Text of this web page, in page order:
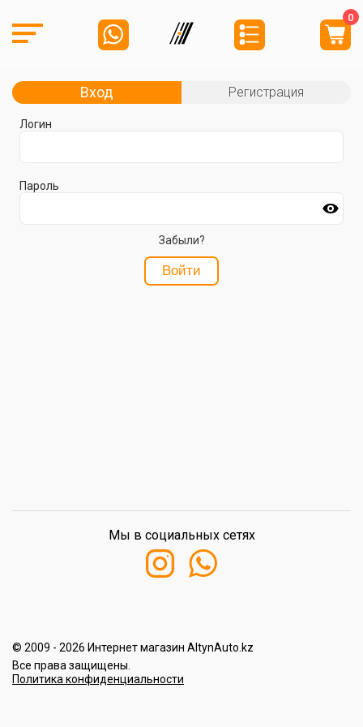
0
Вход Регистрация
Логин
Пароль
Забыли?
Войти
© 2009 - 2026 Интернет магазин AltynAuto.kz
Все права защищены.
Политика конфиденциальности
Мы в социальных сетях